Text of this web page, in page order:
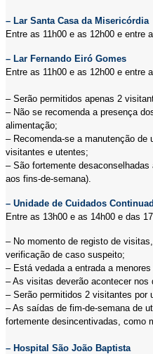
– Lar Santa Casa da Misericórdia
Entre as 11h00 e as 12h00 e entre
– Lar Fernando Eiró Gomes
Entre as 11h00 e as 12h00 e entre
– Serão permitidos apenas 2
– Não se recomenda a presença
alimentação;
– Recomenda-se a manutenção de
visitantes e utentes;
– São fortemente
aos fins-de-semana).
– Unidade de Cuidados
Entre as 13h00 e as 14h00 e das
– No momento de registo de
verificação de caso suspeito;
– Está vedada a entrada a menores
– As visitas deverão acontecer nos
– Serão permitidos 2 visitantes por
– As saídas de fim-de-semana de
fortemente desincentivadas, como
– Hospital São João Baptista